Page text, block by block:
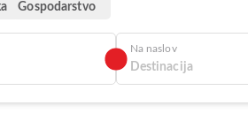
Gospodarstvo
Na naslov